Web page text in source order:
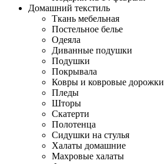
Домашний текстиль
Ткань мебельная
Постельное белье
Одеяла
Диванные подушки
Подушки
Покрывала
Ковры и ковровые дорожки
Пледы
Шторы
Скатерти
Полотенца
Сидушки на стулья
Халаты домашние
Махровые халаты